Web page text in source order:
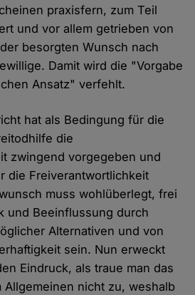
praxisfern, zum Teil
und vor allem getrieben von
besorgten Wunsch nach
Damit wird die "Vorgabe
Ansatz" verfehlt.
hat als Bedingung für die
die
zwingend vorgegeben und
die Freiverantwortlichkeit
muss wohlüberlegt, frei
und Beeinflussung durch
Alternativen und von
sein. Nun erweckt
Eindruck, als traue man das
Allgemeinen nicht zu, weshalb